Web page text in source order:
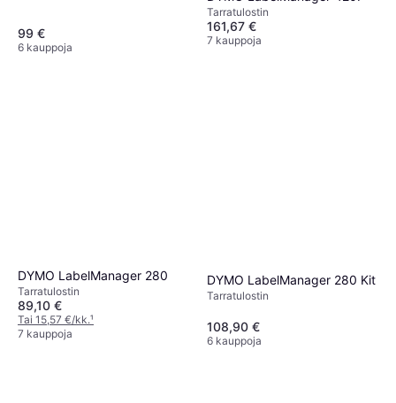
99 €
6 kauppoja
Tarra­tulostin
161,67 €
7 kauppoja
DYMO LabelManager 280
Tarra­tulostin
89,10 €
Tai 15,57 €/kk.¹
7 kauppoja
DYMO LabelManager 280 Kit
Tarra­tulostin
108,90 €
6 kauppoja